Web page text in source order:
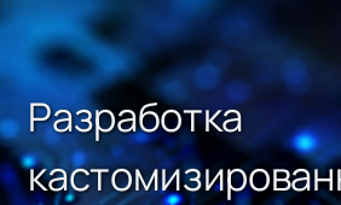
Разработка